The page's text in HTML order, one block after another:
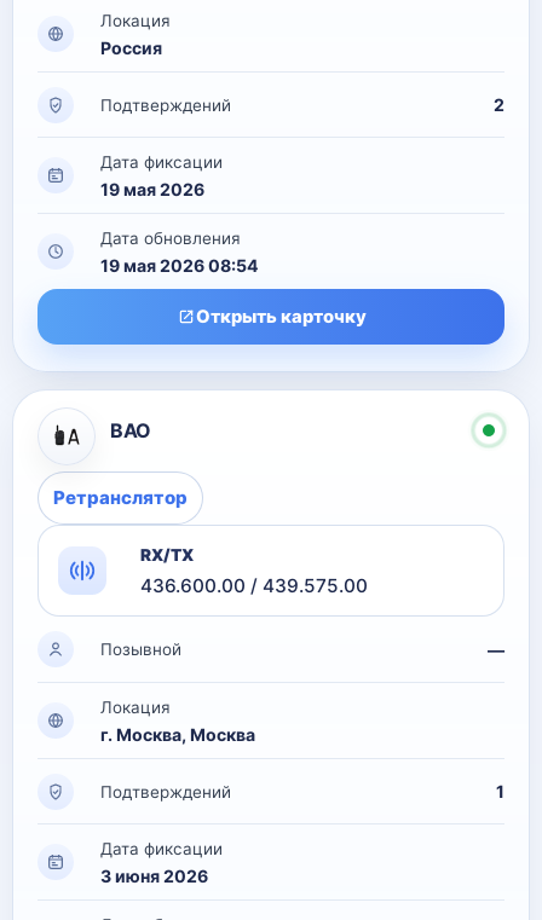
Локация
Россия
Подтверждений 2
Дата фиксации
19 мая 2026
Дата обновления
19 мая 2026 08:54
Открыть карточку
ВАО
Ретранслятор
RX/TX
436.600.00 / 439.575.00
Позывной —
Локация
г. Москва, Москва
Подтверждений 1
Дата фиксации
3 июня 2026